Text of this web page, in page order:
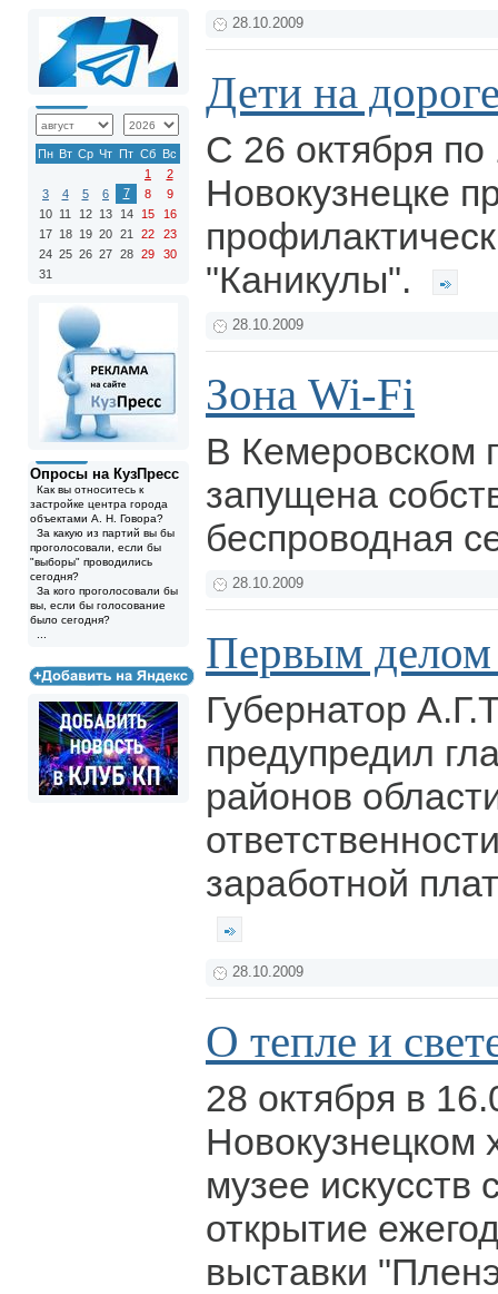
Пн Вт Ср Чт Пт Сб Вс
1
2
3
4 5 6 7 8
9
10 11 12 13 14 15
16
17 18 19 20 21 22
23
24 25 26 27 28 29
30
31
Опросы на КузПресс
Как вы относитесь к
застройке центра города
объектами А. Н. Говора?
За какую из партий вы бы
проголосовали, если бы
"выборы" проводились
сегодня?
За кого проголосовали бы
вы, если бы голосование
было сегодня?
28.10.2009
Дети на
С 26 октября
Новокузнецке
"Каникулы".
28.10.2009
Зона Wi-Fi
В Кемеровском
запущена
беспроводная
28.10.2009
Первым делом
Губернатор
предупредил
районов
заработной
28.10.2009
О тепле и
28 октября в
Новокузнецком
музее искусств
открытие
выставки